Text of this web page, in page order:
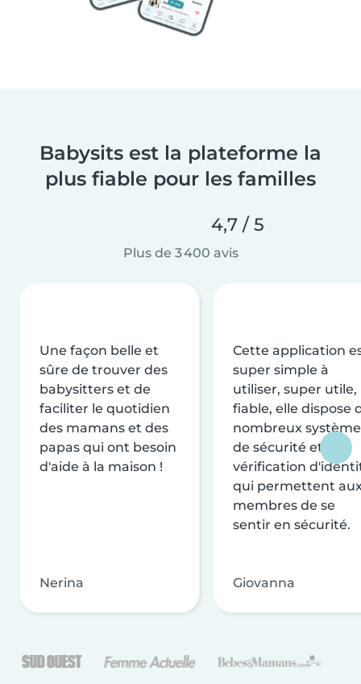
Babysits est la plateforme la
plus fiable pour les familles
4,7 / 5
Plus de 3 400 avis
Une façon belle et
sûre de trouver des
babysitters et de
faciliter le quotidien
des mamans et des
papas qui ont besoin
d'aide à la maison !
Nerina
Cette application
super simple à
utiliser, super utile,
fiable, elle dispose
nombreux
de sécurité et de
vérification
qui permettent
membres de se
sentir en sécurité.
Giovanna